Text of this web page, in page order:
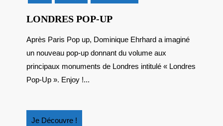
LONDRES POP-UPLONDRES
UP
Après Paris Pop up, Dominique Ehrhard a imaginé
un nouveau pop-up donnant du volume aux
principaux monuments de Londres intitulé « Londres
Pop-Up ». Enjoy !...
Je Découvre !